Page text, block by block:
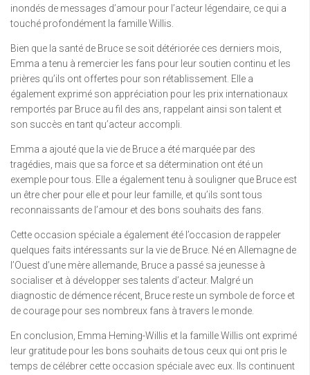
inondés de messages d’amour pour l’acteur légendaire, ce qui a
touché profondément la famille Willis.
Bien que la santé de Bruce se soit détériorée ces derniers mois,
Emma a tenu à remercier les fans pour leur soutien continu et les
prières qu’ils ont offertes pour son rétablissement. Elle a
également exprimé son appréciation pour les prix internationaux
remportés par Bruce au fil des ans, rappelant ainsi son talent et
son succès en tant qu’acteur accompli.
Emma a ajouté que la vie de Bruce a été marquée par des
tragédies, mais que sa force et sa détermination ont été un
exemple pour tous. Elle a également tenu à souligner que Bruce est
un être cher pour elle et pour leur famille, et qu’ils sont tous
reconnaissants de l’amour et des bons souhaits des fans.
Cette occasion spéciale a également été l’occasion de rappeler
quelques faits intéressants sur la vie de Bruce. Né en Allemagne de
l’Ouest d’une mère allemande, Bruce a passé sa jeunesse à
socialiser et à développer ses talents d’acteur. Malgré un
diagnostic de démence récent, Bruce reste un symbole de force et
de courage pour ses nombreux fans à travers le monde.
En conclusion, Emma Heming-Willis et la famille Willis ont exprimé
leur gratitude pour les bons souhaits de tous ceux qui ont pris le
temps de célébrer cette occasion spéciale avec eux. Ils continuent